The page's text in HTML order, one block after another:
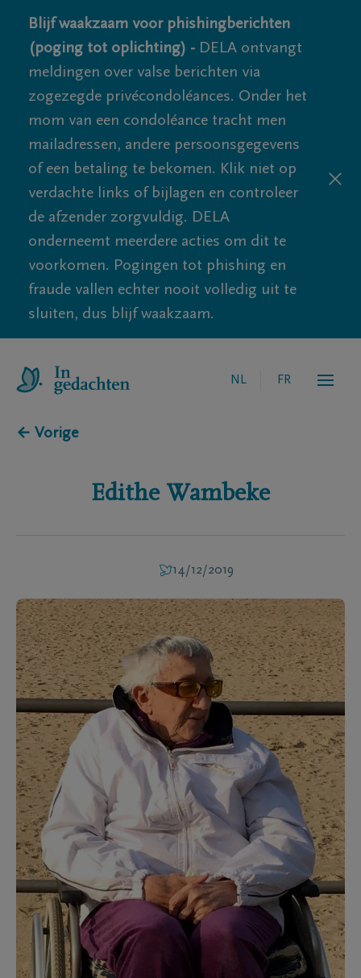
Blijf waakzaam voor phishingberichten
(poging tot oplichting) - DELA ontvangt
meldingen over valse berichten via
zogezegde privécondoléances. Onder het
mom van een condoléance tracht men
mailadressen, andere persoonsgegevens
of een betaling te bekomen. Klik niet op
verdachte links of bijlagen en controleer
de afzender zorgvuldig. DELA
onderneemt meerdere acties om dit te
voorkomen. Pogingen tot phishing en
fraude vallen echter nooit volledig uit te
sluiten, dus blijf waakzaam.
NL FR
← Vorige
Edithe Wambeke
14/12/2019